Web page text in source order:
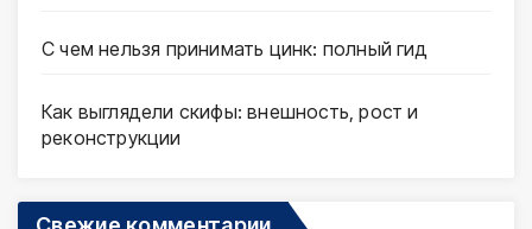
С чем нельзя принимать цинк: полный гид
Как выглядели скифы: внешность, рост и
реконструкции